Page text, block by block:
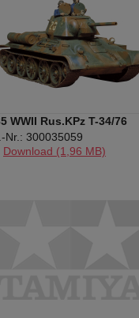
WWII Rus.KPz T-34/76
43 (3)
Nr.: 300035059
Download (1,96 MB)